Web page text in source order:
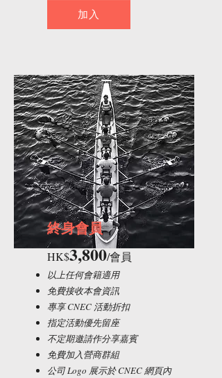
加入
​終身會員
HK$3,800/會員
以上任何會籍適用
免費接收本會資訊
專享 CNEC 活動折扣
指定活動優先留座
不定期邀請作分享嘉賓
​免費加入營商群組
公司 Logo 展示於 CNEC 網頁內